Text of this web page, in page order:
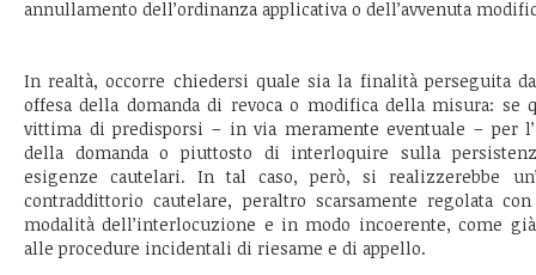
annullamento dell’ordinanza applicativa o dell’avvenuta
In realtà, occorre chiedersi quale sia la finalità perseguita
offesa della domanda di revoca o modifica della misura: se
vittima di predisporsi – in via meramente eventuale – per
della domanda o piuttosto di interloquire sulla
esigenze cautelari. In tal caso, però, si realizzerebbe
contraddittorio cautelare, peraltro scarsamente regolata
modalità dell’interlocuzione e in modo incoerente, come
alle procedure incidentali di riesame e di appello.